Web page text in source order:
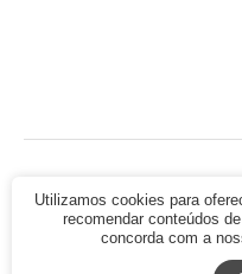
Utilizamos cookies para
recomendar conteúdos
concorda com a